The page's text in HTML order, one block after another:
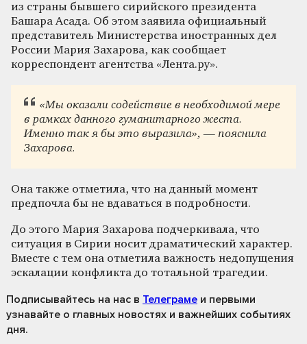
из страны бывшего сирийского президента
Башара Асада. Об этом заявила официальный
представитель Министерства иностранных дел
России Мария Захарова, как сообщает
корреспондент агентства «Лента.ру».
«Мы оказали содействие в необходимой мере
в рамках данного гуманитарного жеста.
Именно так я бы это выразила», — пояснила
Захарова.
Она также отметила, что на данный момент
предпочла бы не вдаваться в подробности.
До этого Мария Захарова подчеркивала, что
ситуация в Сирии носит драматический характер.
Вместе с тем она отметила важность недопущения
эскалации конфликта до тотальной трагедии.
Подписывайтесь на нас в Телеграме и первыми
узнавайте о главных новостях и важнейших событиях
дня.